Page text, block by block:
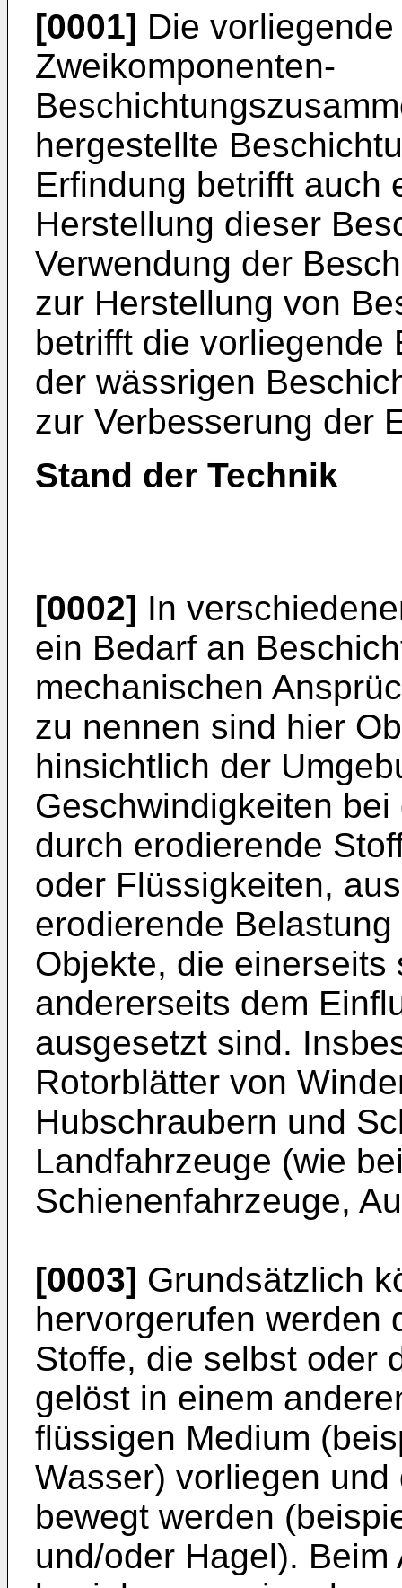
[0001] Die
Zweikomponenten-
hergestellte
Erfindung betrifft auch
Herstellung dieser
Verwendung der
zur Herstellung von
betrifft die vorliegende
der wässrigen
zur Verbesserung der
Stand der Technik
[0002] In
ein Bedarf an
mechanischen
zu nennen sind hier
hinsichtlich der
Geschwindigkeiten
durch erodierende
oder Flüssigkeiten,
erodierende
Objekte, die
andererseits dem
ausgesetzt sind.
Rotorblätter von
Hubschraubern und
Landfahrzeuge (wie
Schienenfahrzeuge,
[0003] Grundsätzlich
hervorgerufen werden
Stoffe, die selbst oder
gelöst in einem
flüssigen Medium
Wasser) vorliegen
bewegt werden
und/oder Hagel).